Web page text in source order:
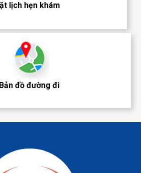
lịch hẹn khám
Bản đồ đường đi